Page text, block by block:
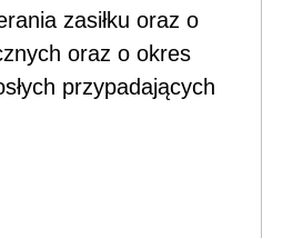
zasiłku oraz o
oraz o okres
przypadających